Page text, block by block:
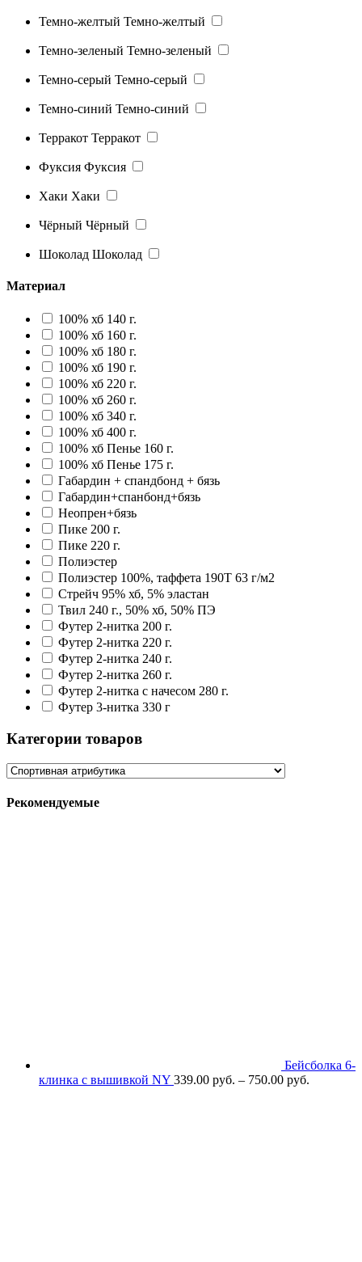
Темно-желтый Темно-желтый
Темно-зеленый Темно-зеленый
Темно-серый Темно-серый
Темно-синий Темно-синий
Терракот Терракот
Фуксия Фуксия
Хаки Хаки
Чёрный Чёрный
Шоколад Шоколад
Материал
100% хб 140 г.
100% хб 160 г.
100% хб 180 г.
100% хб 190 г.
100% хб 220 г.
100% хб 260 г.
100% хб 340 г.
100% хб 400 г.
100% хб Пенье 160 г.
100% хб Пенье 175 г.
Габардин + спандбонд + бязь
Габардин+спанбонд+бязь
Неопрен+бязь
Пике 200 г.
Пике 220 г.
Полиэстер
Полиэстер 100%, таффета 190T 63 г/м2
Стрейч 95% хб, 5% эластан
Твил 240 г., 50% хб, 50% ПЭ
Футер 2-нитка 200 г.
Футер 2-нитка 220 г.
Футер 2-нитка 240 г.
Футер 2-нитка 260 г.
Футер 2-нитка с начесом 280 г.
Футер 3-нитка 330 г
Категории товаров
Рекомендуемые
Бейсболка 6-
клинка с вышивкой NY 339.00 руб. – 750.00 руб.